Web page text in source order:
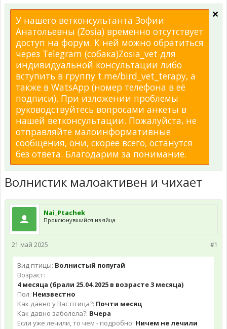
У нашего ветконсультанта Зофии
Анатольевны (Zosia) временно отсутствует
доступ на форум. К ней можно обратиться
через Telegram (собака)Zosia_vet для
индивидуальной консультации либо
вступить в группу t.me/bird_vet_terapy, а
также в WatsApp (номер телефона в её
подписи). При изложении проблемы
руководствуйтесь вопросами анкеты в
нашей ветконсультации. Пожалуйста, не
отправляйте малоинформативные
сообщения, они, скорее всего, останутся
без ответа. Благодарим за понимание.
Волнистик малоактивен и чихает
Nai_Ptachek
Проклюнувшийся из яйца
#1
21 май 2025
Вид птицы: Волнистый попугай
Возраст:
4 месяца (брали 25.04.2025 в возрасте 3 месяца)
Пол: Неизвестно
Как давно у Вас птица?: Почти месяц
Как давно заболела?: Вчера
Если уже лечили, то чем - подробно: Ничем не лечили